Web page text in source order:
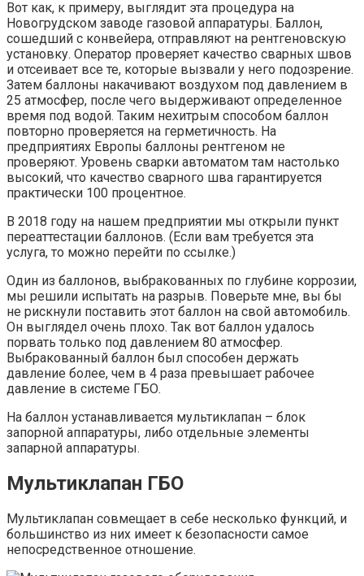
Вот как, к примеру, выглядит эта процедура на
Новогрудском заводе газовой аппаратуры. Баллон,
сошедший с конвейера, отправляют на рентгеновскую
установку. Оператор проверяет качество сварных швов
и отсеивает все те, которые вызвали у него подозрение.
Затем баллоны накачивают воздухом под давлением в
25 атмосфер, после чего выдерживают определенное
время под водой. Таким нехитрым способом баллон
повторно проверяется на герметичность. На
предприятиях Европы баллоны рентгеном не
проверяют. Уровень сварки автоматом там настолько
высокий, что качество сварного шва гарантируется
практически 100 процентное.
В 2018 году на нашем предприятии мы открыли пункт
переаттестации баллонов. (Если вам требуется эта
услуга, то можно перейти по ссылке.)
Один из баллонов, выбракованных по глубине коррозии,
мы решили испытать на разрыв. Поверьте мне, вы бы
не рискнули поставить этот баллон на свой автомобиль.
Он выглядел очень плохо. Так вот баллон удалось
порвать только под давлением 80 атмосфер.
Выбракованный баллон был способен держать
давление более, чем в 4 раза превышает рабочее
давление в системе ГБО.
На баллон устанавливается мультиклапан – блок
запорной аппаратуры, либо отдельные элементы
запарной аппаратуры.
Мультиклапан ГБО
Мультиклапан совмещает в себе несколько функций, и
большинство из них имеет к безопасности самое
непосредственное отношение.